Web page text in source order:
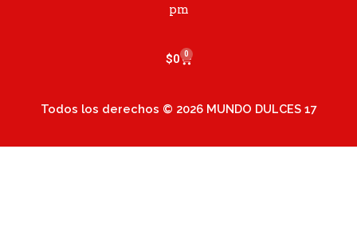
pm
$0 0
Cart
Todos los derechos © 2026 MUNDO DULCES 17